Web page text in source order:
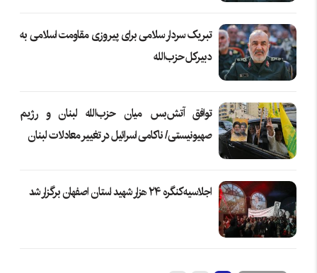
تبریک سردار سلامی برای پیروزی مقاومت اسلامی به
دبیرکل حزب‌الله
توافق آتش‌بس میان حزب‌الله لبنان و رژیم
صهیونیستی/ ناکامی اسرائیل در تغییر معادلات لبنان
اجلاسیه کنگره ۲۴ هزار شهید استان اصفهان برگزار شد